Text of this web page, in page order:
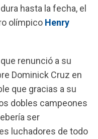
hasta la fecha, el
olímpico Henry
que renunció a su
Dominick Cruz en
que gracias a su
dobles campeones
ser
luchadores de todo